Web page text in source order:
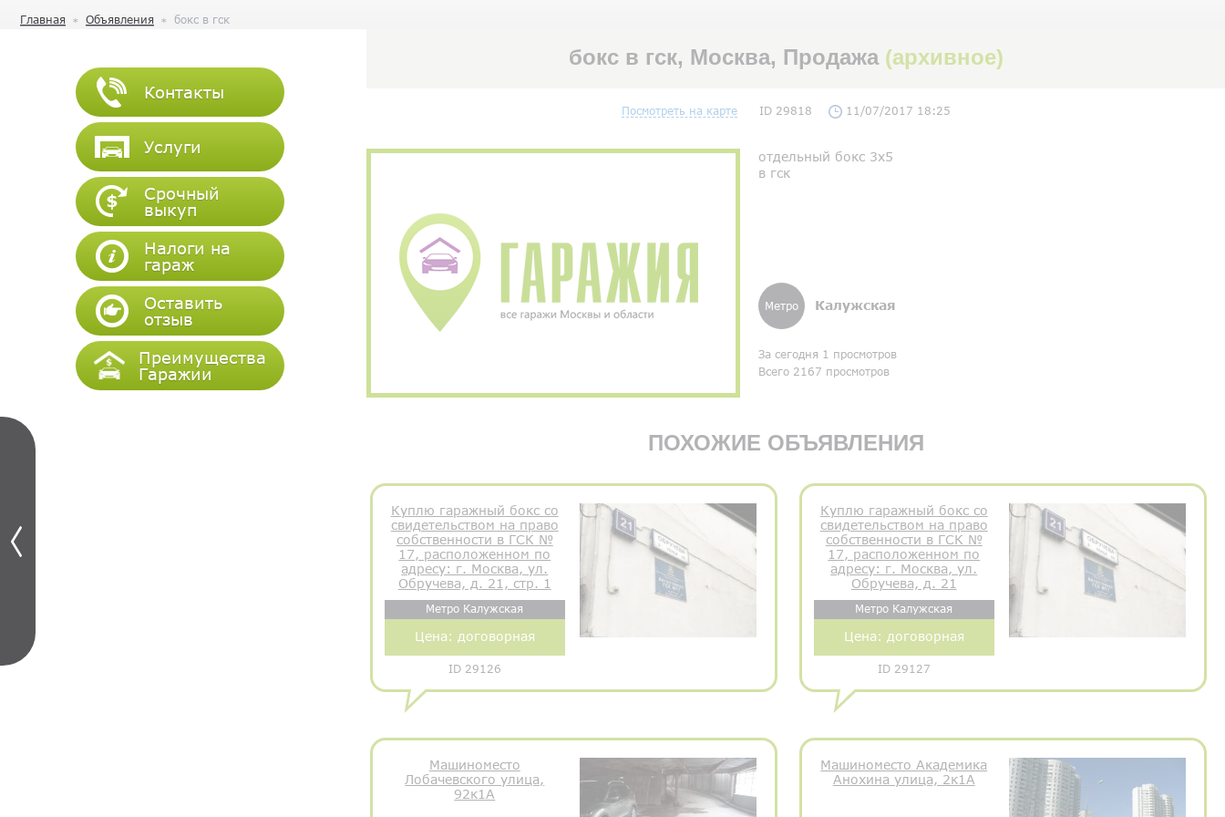
Главная Объявления бокс в гск
Контакты
Услуги
Срочный
выкуп
Налоги на
гараж
Оставить
отзыв
Преимущества
Гаражии
бокс в гск, Москва, Продажа (архивное)
Посмотреть на карте ID 29818 11/07/2017 18:25
отдельный бокс 3х5
в гск
Метро Калужская
За сегодня 1 просмотров
Всего 2167 просмотров
ПОХОЖИЕ ОБЪЯВЛЕНИЯ
Куплю гаражный бокс со
свидетельством на право
собственности в ГСК №
17, расположенном по
адресу: г. Москва, ул.
Обручева, д. 21, стр. 1
Метро Калужская
Цена: договорная
ID 29126
Куплю гаражный бокс со
свидетельством на право
собственности в ГСК №
17, расположенном по
адресу: г. Москва, ул.
Обручева, д. 21
Метро Калужская
Цена: договорная
ID 29127
Машиноместо
Лобачевского улица,
92к1А
Машиноместо Академика
Анохина улица, 2к1А